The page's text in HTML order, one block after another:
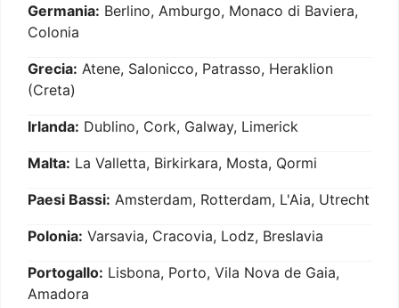
Germania: Berlino, Amburgo, Monaco di Baviera,
Colonia
Grecia: Atene, Salonicco, Patrasso, Heraklion
(Creta)
Irlanda: Dublino, Cork, Galway, Limerick
Malta: La Valletta, Birkirkara, Mosta, Qormi
Paesi Bassi: Amsterdam, Rotterdam, L'Aia, Utrecht
Polonia: Varsavia, Cracovia, Lodz, Breslavia
Portogallo: Lisbona, Porto, Vila Nova de Gaia,
Amadora